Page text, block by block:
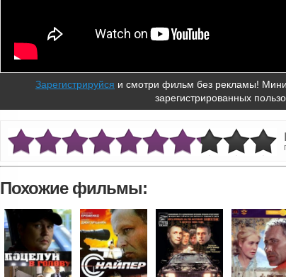
Зарегистрируйся и смотри фильм без рекламы!
зарегистрированных
Похожие фильмы: